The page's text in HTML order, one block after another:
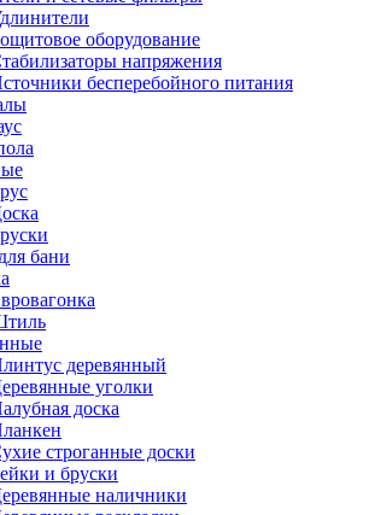
оборудование
напряжения
бесперебойного питания
бани
деревянный
уголки
доска
строганные доски
и бруски
наличники